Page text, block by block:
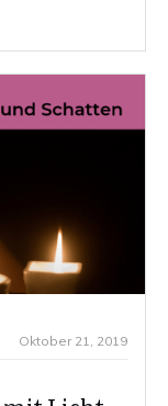
Oktober 21, 2019